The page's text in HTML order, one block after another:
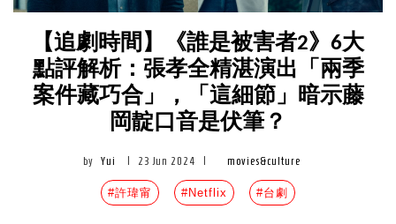
【追劇時間】《誰是被害者2》6大
點評解析：張孝全精湛演出「兩季
案件藏巧合」，「這細節」暗示藤
岡靛口音是伏筆？
by Yui 23 Jun 2024 movies&culture
#許瑋甯 #Netflix #台劇